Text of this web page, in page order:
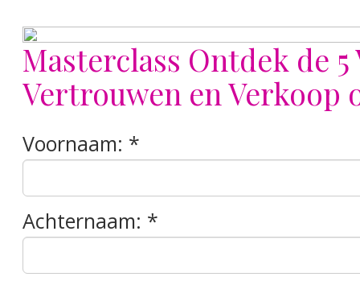
Masterclass Ontdek de
Vertrouwen en Verkoop
Voornaam:
Achternaam: